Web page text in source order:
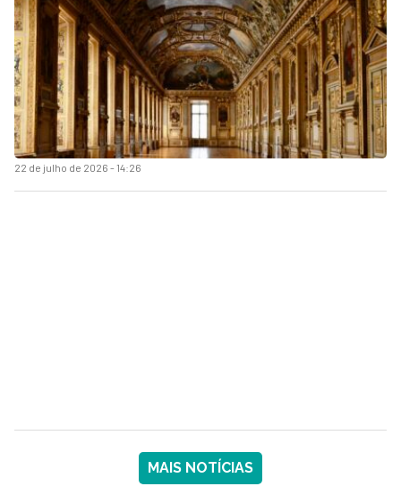
22 de julho de 2026 - 14:26
MAIS NOTÍCIAS